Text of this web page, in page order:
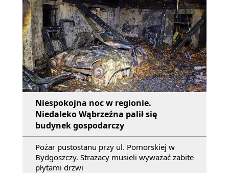
Niespokojna noc w regionie.
Niedaleko Wąbrzeźna palił się
budynek gospodarczy
Pożar pustostanu przy ul. Pomorskiej w
Bydgoszczy. Strażacy musieli wyważać zabite
płytami drzwi